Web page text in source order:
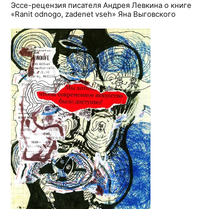
Эссе-рецензия писателя Андрея Левкина о книге
«Ranit odnogo, zadenet vseh» Яна Выговского